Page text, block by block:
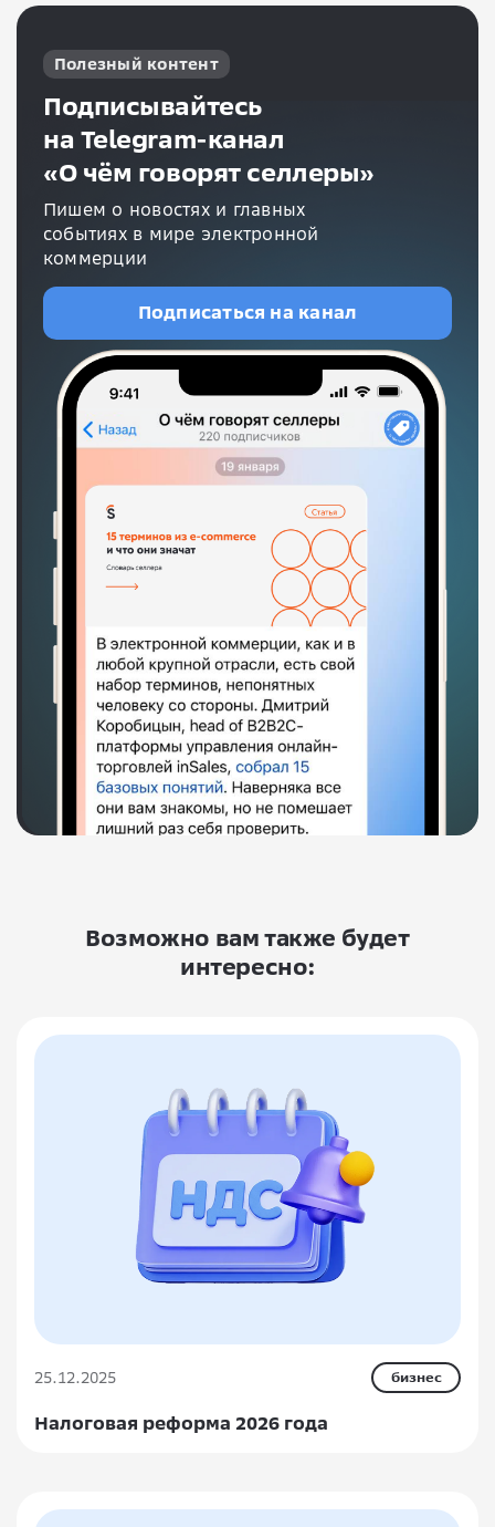
Полезный контент
Подписывайтесь
на Telegram-канал
«О чём говорят селлеры»
Пишем о новостях и главных
событиях в мире электронной
коммерции
Подписаться на канал
Возможно вам также будет
интересно:
25.12.2025 бизнес
Налоговая реформа 2026 года